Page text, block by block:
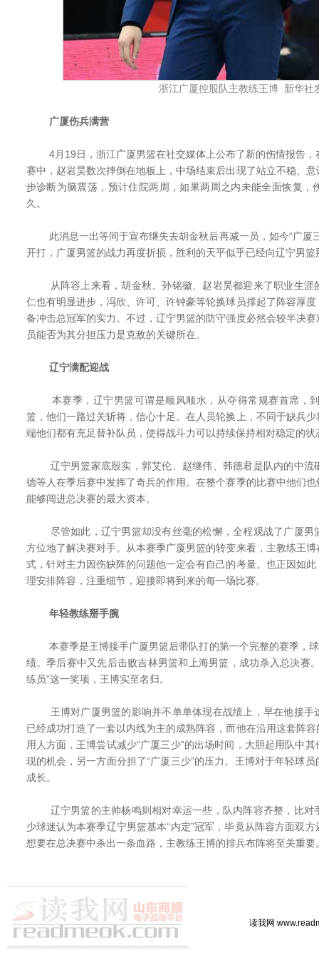
浙江广厦控股队主教练王博 新华社
广厦伤兵满营
4月19日，浙江广厦男篮在社交媒体上公布了新的伤情报告，
赛中，赵岩昊数次摔倒在地板上，中场结束后出现了站立不稳、
步诊断为脑震荡，预计住院两周，如果两周之内未能全面恢复，
久。
此消息一出等同于宣布继失去胡金秋后再减一员，如今“广厦
开打，广厦男篮的战力再度折损，胜利的天平似乎已经向辽宁男篮
从阵容上来看，胡金秋、孙铭徽、赵岩昊都迎来了职业生涯
仁也有明显进步，冯欣、许可、许钟豪等轮换球员撑起了阵容厚
备冲击总冠军的实力。不过，辽宁男篮的防守强度必然会较半决
员能否为其分担压力是克敌的关键所在。
辽宁满配迎战
本赛季，辽宁男篮可谓是顺风顺水，从夺得常规赛首席，到
篮，他们一路过关斩将，信心十足。在人员轮换上，不同于缺兵
端他们都有充足替补队员，使得战斗力可以持续保持相对稳定的状
辽宁男篮家底殷实，郭艾伦、赵继伟、韩德君是队内的中流
德等人在季后赛中发挥了奇兵的作用。在整个赛季的比赛中他们
能够闯进总决赛的最大资本。
尽管如此，辽宁男篮却没有丝毫的松懈，全程观战了广厦男
方位地了解决赛对手。从本赛季广厦男篮的转变来看，主教练王
式，针对主力因伤缺阵的问题他一定会有自己的考量。也正因如
理安排阵容，注重细节，迎接即将到来的每一场比赛。
年轻教练掰手腕
本赛季是王博接手广厦男篮后带队打的第一个完整的赛季，球
绩。季后赛中又先后击败吉林男篮和上海男篮，成功杀入总决赛
练员”这一奖项，王博实至名归。
王博对广厦男篮的影响并不单单体现在战绩上，早在他接手
已经成功打造了一套以内线为主的成熟阵容，而他在沿用这套阵
用人方面，王博尝试减少“广厦三少”的出场时间，大胆起用队中
现的机会，另一方面分担了“广厦三少”的压力。王博对于年轻球
成长。
辽宁男篮的主帅杨鸣则相对幸运一些，队内阵容齐整，比对
少球迷认为本赛季辽宁男篮基本“内定”冠军，毕竟从阵容方面双
想要在总决赛中杀出一条血路，主教练王博的排兵布阵将至关重要
读我网